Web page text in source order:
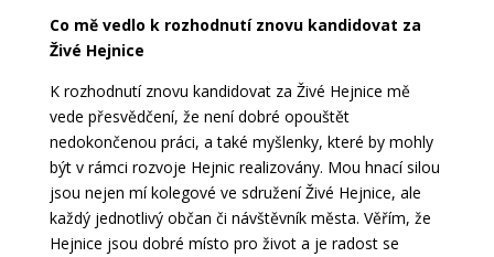
Co mě vedlo k rozhodnutí znovu kandidovat za
Živé Hejnice
K rozhodnutí znovu kandidovat za Živé Hejnice mě
vede přesvědčení, že není dobré opouštět
nedokončenou práci, a také myšlenky, které by mohly
být v rámci rozvoje Hejnic realizovány. Mou hnací silou
jsou nejen mí kolegové ve sdružení Živé Hejnice, ale
každý jednotlivý občan či návštěvník města. Věřím, že
Hejnice jsou dobré místo pro život a je radost se